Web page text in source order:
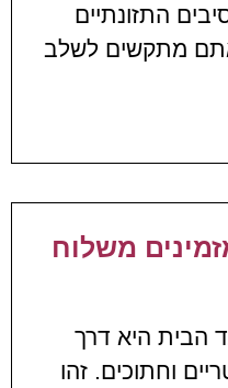
התזונתיים
מתקשים לשלב
משלוח
הבית היא דרך
וחתוכים. זהו